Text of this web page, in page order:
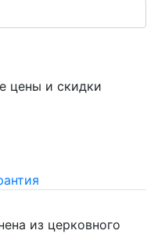
цены и скидки
из церковного